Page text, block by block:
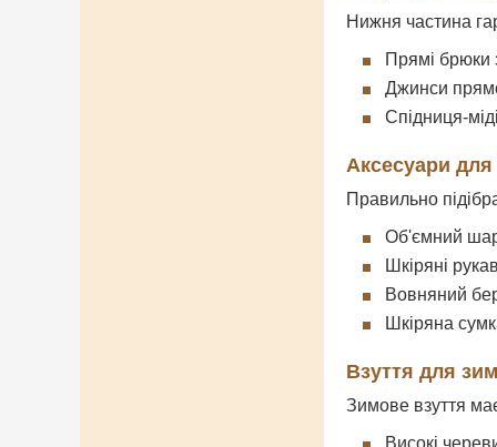
Нижня частина
Прямі брюки
Джинси
Спідниця-
Аксесуари
Правильно
Об'ємний
Шкіряні
Вовняний
Шкіряна
Взуття для
Зимове взуття
Високі